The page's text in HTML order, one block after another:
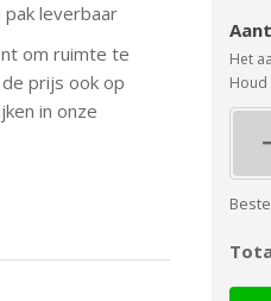
leverbaar
om ruimte te
prijs ook op
in onze
Het
Houd